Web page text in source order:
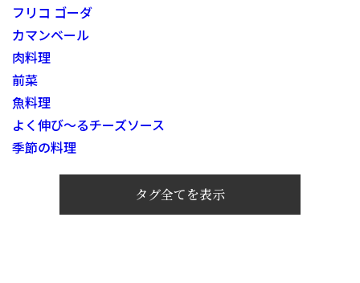
フリコ ゴーダ
カマンベール
肉料理
前菜
魚料理
よく伸び～るチーズソース
季節の料理
タグ全てを表示